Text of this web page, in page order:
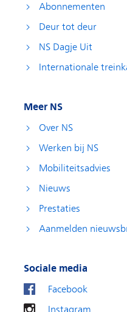
Abonnementen
Deur tot deur
NS Dagje Uit
Internationale
Meer NS
Over NS
Werken bij NS
Mobiliteitsadvies
Nieuws
Prestaties
Aanmelden
Sociale media
Facebook
Instagram